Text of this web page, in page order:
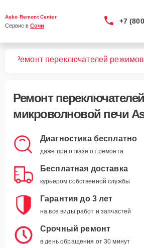
Asko Remont Center
Сервис в Сочи
+7
Ремонт переключателей режимов
Ремонт
микроволновой печи
Диагностика бесплатно
даже при отказе от ремонта
Бесплатная доставка
курьером собственной службы
Гарантия до 3 лет
на все виды работ и запчастей
Срочный ремонт
в день обращения от 30 минут